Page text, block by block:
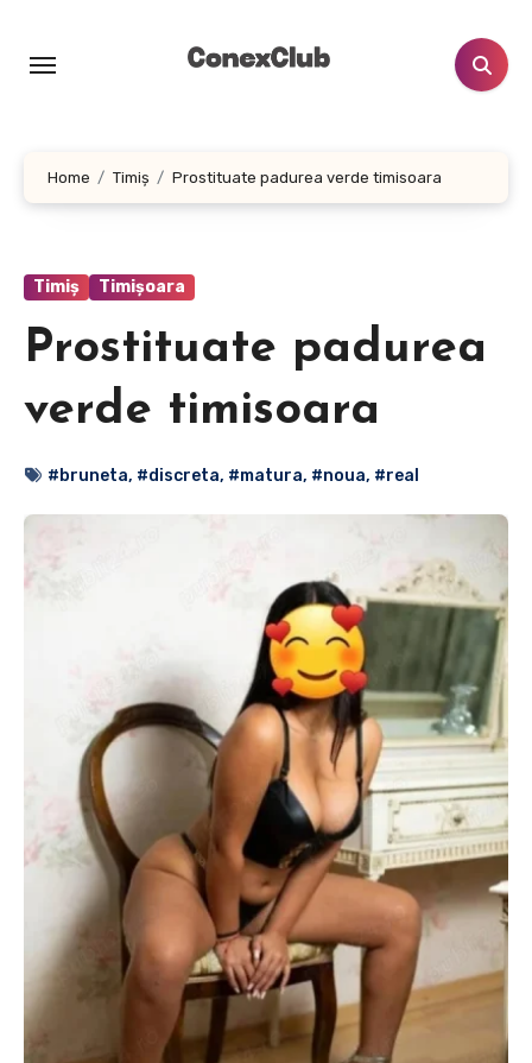
content
Home Timiș Prostituate padurea verde timisoara
Timiș Timișoara
Prostituate padurea
verde timisoara
#bruneta, #discreta, #matura, #noua, #real